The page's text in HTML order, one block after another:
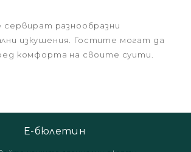
сервират разнообразни
изкушения. Гостите могат да
комфорта на своите суити.
Е-бюлетин